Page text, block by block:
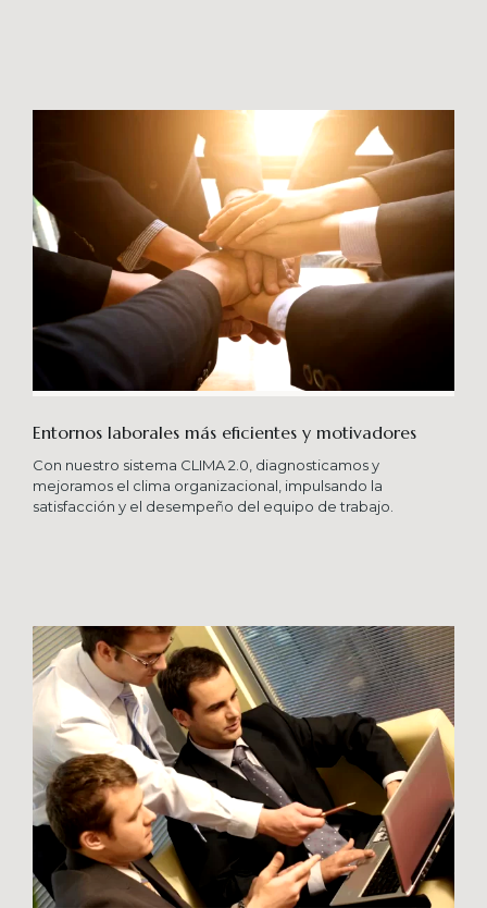
Entornos laborales más eficientes y motivadores
Con nuestro sistema CLIMA 2.0, diagnosticamos y
mejoramos el clima organizacional, impulsando la
satisfacción y el desempeño del equipo de trabajo.